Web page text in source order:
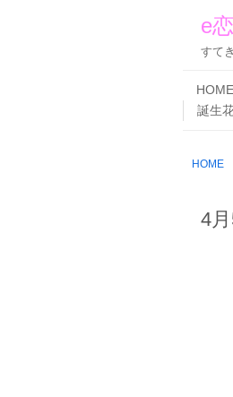
e
すて
Skip to
HOME
誕生
HOME
4